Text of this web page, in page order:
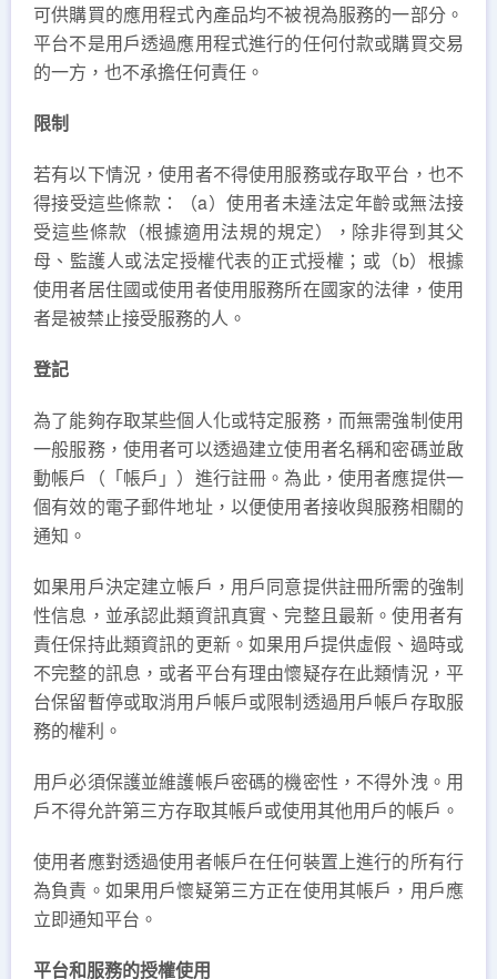
可供購買的應用程式內產品均不被視為服務的一部分。
平台不是用戶透過應用程式進行的任何付款或購買交易
的一方，也不承擔任何責任。
限制
若有以下情況，使用者不得使用服務或存取平台，也不
得接受這些條款：（a）使用者未達法定年齡或無法接
受這些條款（根據適用法規的規定），除非得到其父
母、監護人或法定授權代表的正式授權；或（b）根據
使用者居住國或使用者使用服務所在國家的法律，使用
者是被禁止接受服務的人。
登記
為了能夠存取某些個人化或特定服務，而無需強制使用
一般服務，使用者可以透過建立使用者名稱和密碼並啟
動帳戶（「帳戶」）進行註冊。為此，使用者應提供一
個有效的電子郵件地址，以便使用者接收與服務相關的
通知。
如果用戶決定建立帳戶，用戶同意提供註冊所需的強制
性信息，並承認此類資訊真實、完整且最新。使用者有
責任保持此類資訊的更新。如果用戶提供虛假、過時或
不完整的訊息，或者平台有理由懷疑存在此類情況，平
台保留暫停或取消用戶帳戶或限制透過用戶帳戶存取服
務的權利。
用戶必須保護並維護帳戶密碼的機密性，不得外洩。用
戶不得允許第三方存取其帳戶或使用其他用戶的帳戶。
使用者應對透過使用者帳戶在任何裝置上進行的所有行
為負責。如果用戶懷疑第三方正在使用其帳戶，用戶應
立即通知平台。
平台和服務的授權使用